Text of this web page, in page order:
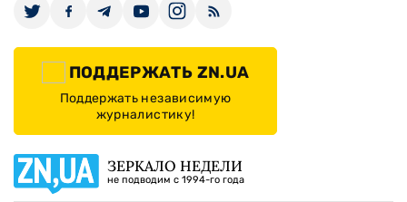
ПОДДЕРЖАТЬ ZN.UA
Поддержать независимую
журналистику!
ЗЕРКАЛО НЕДЕЛИ
не подводим с 1994-го года